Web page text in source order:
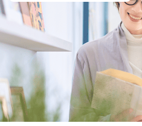
6
により当社の
定期購読サービス
等をご利用の方の
た商品
ル等に
サービ
に関す
7
SNS公式アカウン
トに登録された方
の個人情報
当社
よび
お問
処、
質向上
その
ー等に